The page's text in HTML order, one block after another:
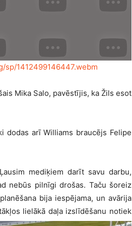
sp/1412499146447.webm
Mika Salo, pavēstījis, ka Žils esot
dodas arī Williams braucējs Felipe
mediķiem darīt savu darbu,
nebūs pilnīgi drošas. Taču šoreiz
bija iespējama, un avārija
lielākā daļa izslīdēšanu notiek